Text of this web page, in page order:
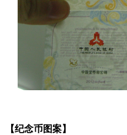
【纪念币图案】